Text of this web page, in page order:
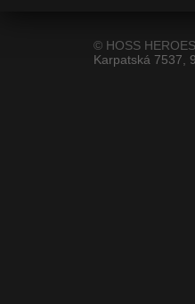
© HOSS
Karpatská 7537,